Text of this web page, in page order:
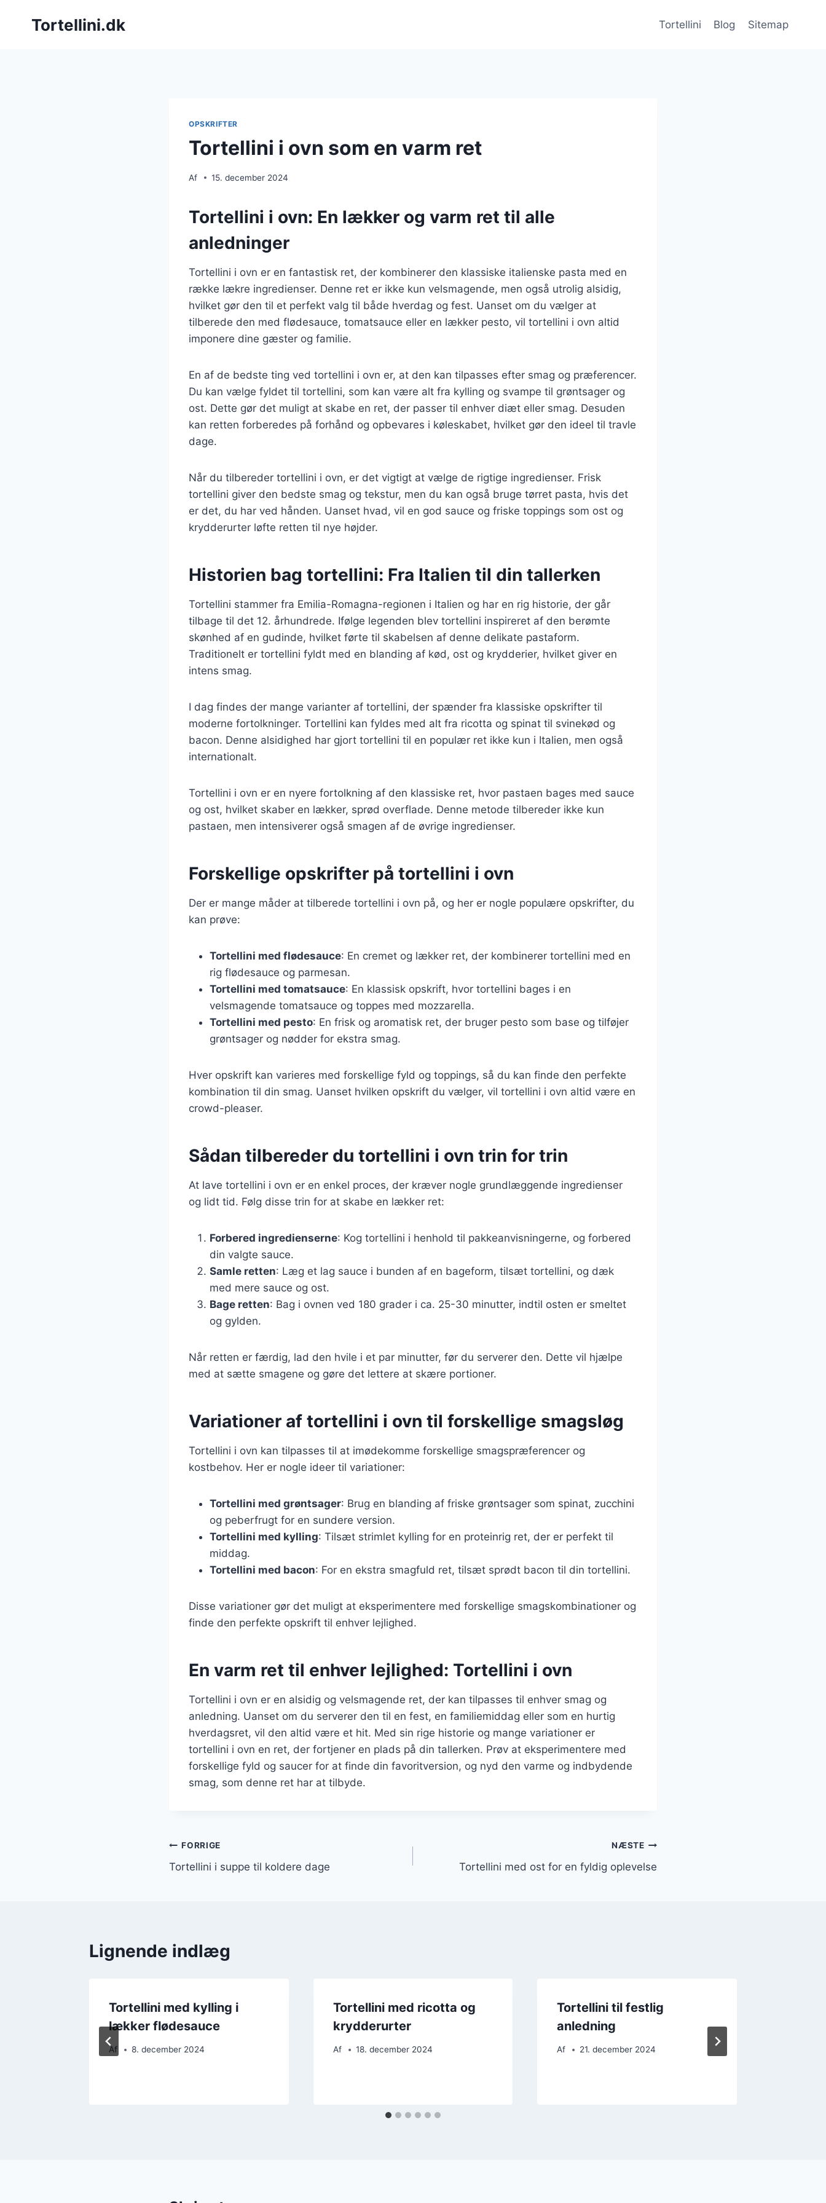
Tortellini.dk Tortellini Blog Sitemap
OPSKRIFTER
Tortellini i ovn som en varm ret
Af 15. december 2024
Tortellini i ovn: En lækker og varm ret til alle
anledninger
Tortellini i ovn er en fantastisk ret, der kombinerer den klassiske italienske pasta med en
række lækre ingredienser. Denne ret er ikke kun velsmagende, men også utrolig alsidig,
hvilket gør den til et perfekt valg til både hverdag og fest. Uanset om du vælger at
tilberede den med flødesauce, tomatsauce eller en lækker pesto, vil tortellini i ovn altid
imponere dine gæster og familie.
En af de bedste ting ved tortellini i ovn er, at den kan tilpasses efter smag og præferencer.
Du kan vælge fyldet til tortellini, som kan være alt fra kylling og svampe til grøntsager og
ost. Dette gør det muligt at skabe en ret, der passer til enhver diæt eller smag. Desuden
kan retten forberedes på forhånd og opbevares i køleskabet, hvilket gør den ideel til travle
dage.
Når du tilbereder tortellini i ovn, er det vigtigt at vælge de rigtige ingredienser. Frisk
tortellini giver den bedste smag og tekstur, men du kan også bruge tørret pasta, hvis det
er det, du har ved hånden. Uanset hvad, vil en god sauce og friske toppings som ost og
krydderurter løfte retten til nye højder.
Historien bag tortellini: Fra Italien til din tallerken
Tortellini stammer fra Emilia-Romagna-regionen i Italien og har en rig historie, der går
tilbage til det 12. århundrede. Ifølge legenden blev tortellini inspireret af den berømte
skønhed af en gudinde, hvilket førte til skabelsen af denne delikate pastaform.
Traditionelt er tortellini fyldt med en blanding af kød, ost og krydderier, hvilket giver en
intens smag.
I dag findes der mange varianter af tortellini, der spænder fra klassiske opskrifter til
moderne fortolkninger. Tortellini kan fyldes med alt fra ricotta og spinat til svinekød og
bacon. Denne alsidighed har gjort tortellini til en populær ret ikke kun i Italien, men også
internationalt.
Tortellini i ovn er en nyere fortolkning af den klassiske ret, hvor pastaen bages med sauce
og ost, hvilket skaber en lækker, sprød overflade. Denne metode tilbereder ikke kun
pastaen, men intensiverer også smagen af de øvrige ingredienser.
Forskellige opskrifter på tortellini i ovn
Der er mange måder at tilberede tortellini i ovn på, og her er nogle populære opskrifter, du
kan prøve:
Tortellini med flødesauce: En cremet og lækker ret, der kombinerer tortellini med en
rig flødesauce og parmesan.
Tortellini med tomatsauce: En klassisk opskrift, hvor tortellini bages i en
velsmagende tomatsauce og toppes med mozzarella.
Tortellini med pesto: En frisk og aromatisk ret, der bruger pesto som base og tilføjer
grøntsager og nødder for ekstra smag.
Hver opskrift kan varieres med forskellige fyld og toppings, så du kan finde den perfekte
kombination til din smag. Uanset hvilken opskrift du vælger, vil tortellini i ovn altid være en
crowd-pleaser.
Sådan tilbereder du tortellini i ovn trin for trin
At lave tortellini i ovn er en enkel proces, der kræver nogle grundlæggende ingredienser
og lidt tid. Følg disse trin for at skabe en lækker ret:
Forbered ingredienserne: Kog tortellini i henhold til pakkeanvisningerne, og forbered
din valgte sauce.
Samle retten: Læg et lag sauce i bunden af en bageform, tilsæt tortellini, og dæk
med mere sauce og ost.
Bage retten: Bag i ovnen ved 180 grader i ca. 25-30 minutter, indtil osten er smeltet
og gylden.
Når retten er færdig, lad den hvile i et par minutter, før du serverer den. Dette vil hjælpe
med at sætte smagene og gøre det lettere at skære portioner.
Variationer af tortellini i ovn til forskellige smagsløg
Tortellini i ovn kan tilpasses til at imødekomme forskellige smagspræferencer og
kostbehov. Her er nogle ideer til variationer:
Tortellini med grøntsager: Brug en blanding af friske grøntsager som spinat, zucchini
og peberfrugt for en sundere version.
Tortellini med kylling: Tilsæt strimlet kylling for en proteinrig ret, der er perfekt til
middag.
Tortellini med bacon: For en ekstra smagfuld ret, tilsæt sprødt bacon til din tortellini.
Disse variationer gør det muligt at eksperimentere med forskellige smagskombinationer og
finde den perfekte opskrift til enhver lejlighed.
En varm ret til enhver lejlighed: Tortellini i ovn
Tortellini i ovn er en alsidig og velsmagende ret, der kan tilpasses til enhver smag og
anledning. Uanset om du serverer den til en fest, en familiemiddag eller som en hurtig
hverdagsret, vil den altid være et hit. Med sin rige historie og mange variationer er
tortellini i ovn en ret, der fortjener en plads på din tallerken. Prøv at eksperimentere med
forskellige fyld og saucer for at finde din favoritversion, og nyd den varme og indbydende
smag, som denne ret har at tilbyde.
Indlægsnavigation
FORRIGE
Tortellini i suppe til koldere dage
NÆSTE
Tortellini med ost for en fyldig oplevelse
Lignende indlæg
Tortellini med kylling i
lækker flødesauce
Af 8. december 2024
Tortellini med ricotta og
krydderurter
Af 18. december 2024
Tortellini til festlig
anledning
Af 21. december 2024